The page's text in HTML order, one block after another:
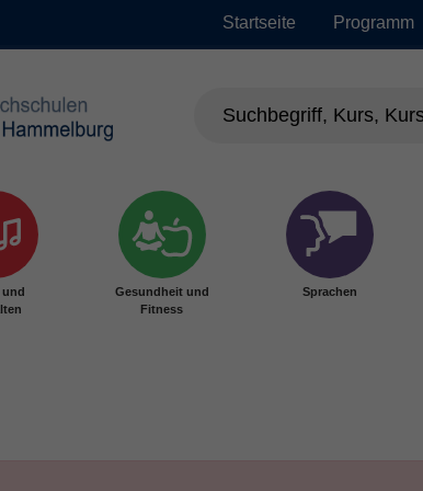
Startseite Programm
Gesundheit und
Fitness
Sprachen